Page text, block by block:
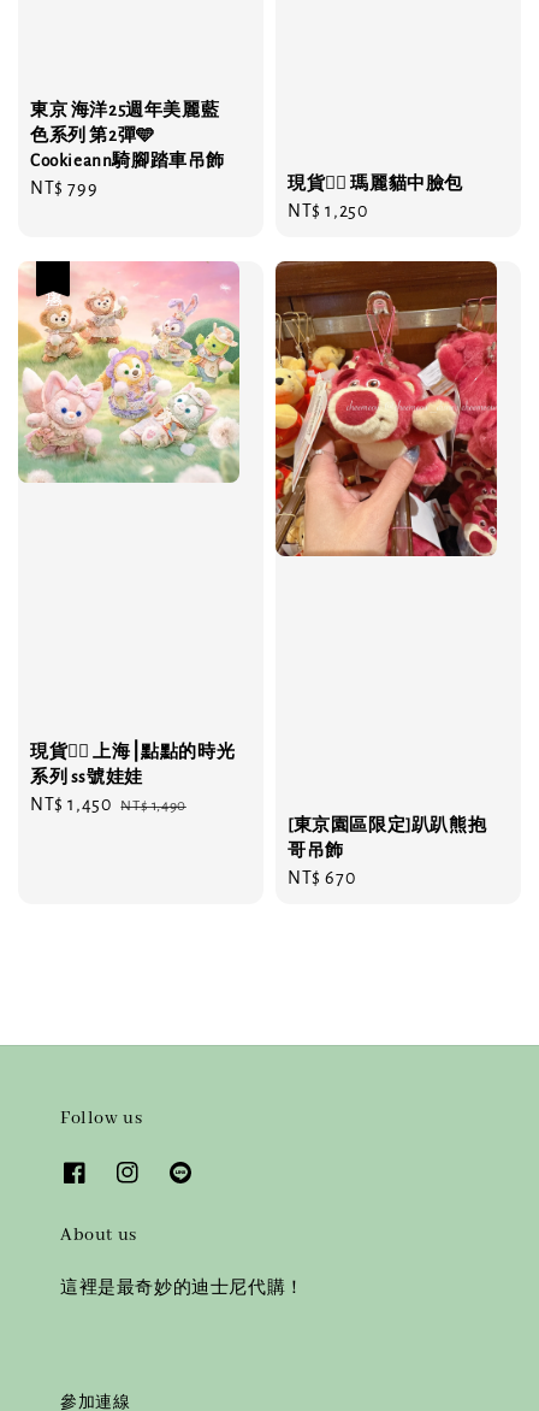
東京 海洋25週年美麗藍
色系列 第2彈🩵
Cookieann騎腳踏車吊飾
Regular
NT$ 799 現貨❤️‍🔥 瑪麗貓中臉包
Regular
NT$ 1,250
現貨❤️‍🔥 上海⎮點點的時光
系列 ss號娃娃
Sale
NT$ 1,450 Regular
NT$ 1,490
[東京園區限定]趴趴熊抱
哥吊飾
Regular
NT$ 670
Follow us
About us
這裡是最奇妙的迪士尼代購！
參加連線